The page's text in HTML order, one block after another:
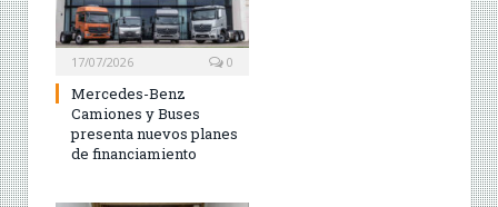
17/07/2026 0
Mercedes-Benz
Camiones y Buses
presenta nuevos planes
de financiamiento